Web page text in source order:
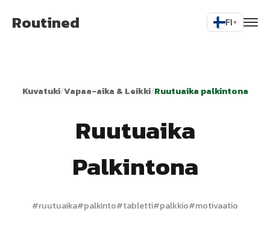
Routined FI▾
Kuvatuki/Vapaa-aika & Leikki/Ruutuaika palkintona
Ruutuaika
Palkintona
#ruutuaika#palkinto#tabletti#palkkio#motivaatio